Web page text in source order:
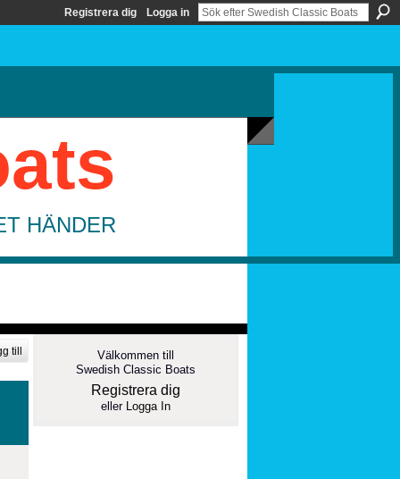
Registrera dig Logga in
HÄNDER
till
Välkommen till
Swedish Classic Boats
Registrera dig
eller Logga In